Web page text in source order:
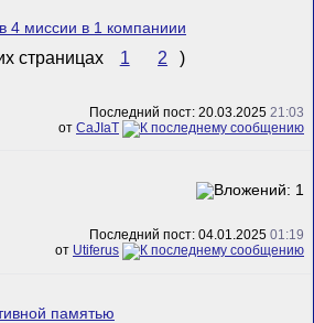
миссии в 1 компаниии
1 2 )
Последний пост: 20.03.2025 21:03
от CaJIaT
Последний пост: 04.01.2025 01:19
от Utiferus
памятью